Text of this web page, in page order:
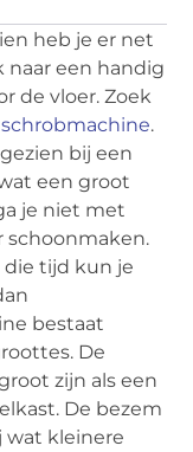
heb je er net
naar een handig
de vloer. Zoek
.
bij een
een groot
je niet met
schoonmaken.
tijd kun je
bestaat
De
zijn als een
De bezem
wat kleinere